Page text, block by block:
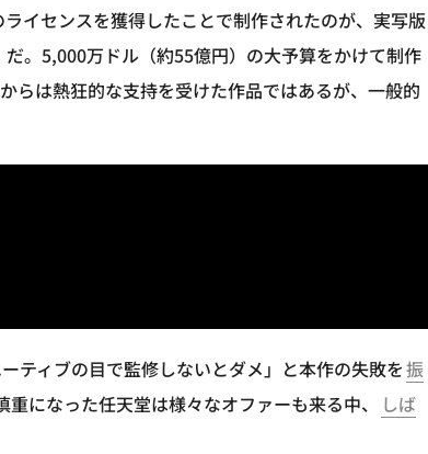
イセンスを獲得したことで制作されたのが、実写版
。5,000万ドル（約55億円）の大予算をかけて制作
らは熱狂的な支持を受けた作品ではあるが、一般的
ティブの目で監修しないとダメ」と本作の失敗を振
になった任天堂は様々なオファーも来る中、
しば